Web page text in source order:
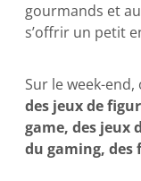
gourmands et
s’offrir un petit
Sur le week-
des jeux de
game, des jeux
du gaming, des